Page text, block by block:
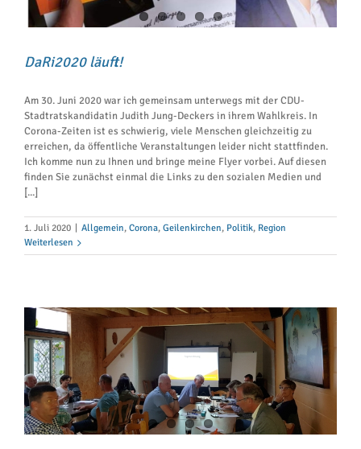
DaRi2020 läuft!
Am 30. Juni 2020 war ich gemeinsam unterwegs mit der CDU-
Stadtratskandidatin Judith Jung-Deckers in ihrem Wahlkreis. In
Corona-Zeiten ist es schwierig, viele Menschen gleichzeitig zu
erreichen, da öffentliche Veranstaltungen leider nicht stattfinden.
Ich komme nun zu Ihnen und bringe meine Flyer vorbei. Auf diesen
finden Sie zunächst einmal die Links zu den sozialen Medien und
[...]
1. Juli 2020 Allgemein, Corona, Geilenkirchen, Politik, Region
Weiterlesen